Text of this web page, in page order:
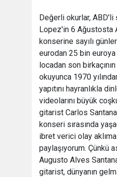
Değerli okurlar, ABD'li
Lopez'in 6 Ağustosta
konserine sayılı
eurodan 25 bin
locadan son
okuyunca 1970
yapıtını hayranlıkla
videolarını büyük
gitarist Carlos
konseri sırasında
ibret verici olay
paylaşıyorum. Çünkü
Augusto Alves
gitarist, dünyanın